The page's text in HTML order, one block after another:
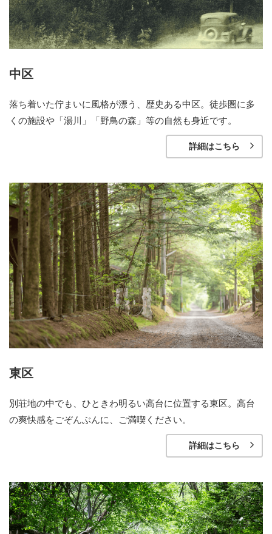
中区
落ち着いた佇まいに風格が漂う、歴史ある中区。徒歩圏に多
くの施設や「湯川」「野鳥の森」等の自然も身近です。
詳細はこちら
東区
別荘地の中でも、ひときわ明るい高台に位置する東区。高台
の爽快感をごぞんぶんに、ご満喫ください。
詳細はこちら